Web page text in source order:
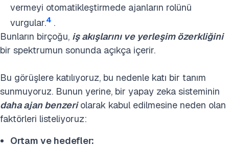
vermeyi otomatikleştirmede ajanların rolünü
vurgular.4 .
Bunların birçoğu, iş akışlarını ve yerleşim özerkliğini
bir spektrumun sonunda açıkça içerir.
Bu görüşlere katılıyoruz, bu nedenle katı bir tanım
sunmuyoruz. Bunun yerine, bir yapay zeka sisteminin
daha ajan benzeriolarak kabul edilmesine neden olan
faktörleri listeliyoruz:
Ortam ve hedefler: